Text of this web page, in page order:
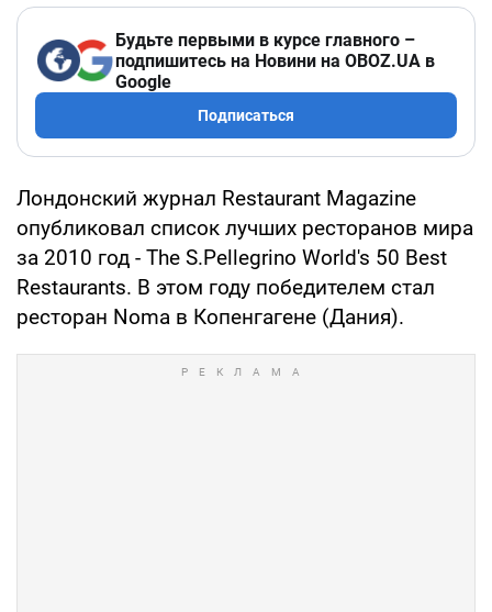
Будьте первыми в курсе главного –
подпишитесь на Новини на OBOZ.UA в
Google
Подписаться
Лондонский журнал Restaurant Magazine
опубликовал список лучших ресторанов мира
за 2010 год - The S.Pellegrino World's 50 Best
Restaurants. В этом году победителем стал
ресторан Noma в Копенгагене (Дания).